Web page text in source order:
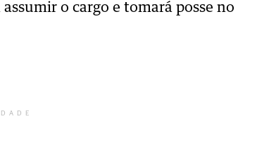
o cargo e tomará posse no